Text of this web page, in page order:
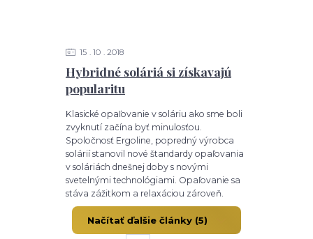
Hybridné soláriá si získavajú
popularitu
15 10 2018
Klasické opaľovanie v soláriu ako sme boli
zvyknutí začína byť minulosťou.
Spoločnosť Ergoline, popredný výrobca
solárií stanovil nové štandardy opaľovania
v soláriách dnešnej doby s novými
svetelnými technológiami. Opaľovanie sa
stáva zážitkom a relaxáciou zároveň.
Načítať ďalšie články (5)